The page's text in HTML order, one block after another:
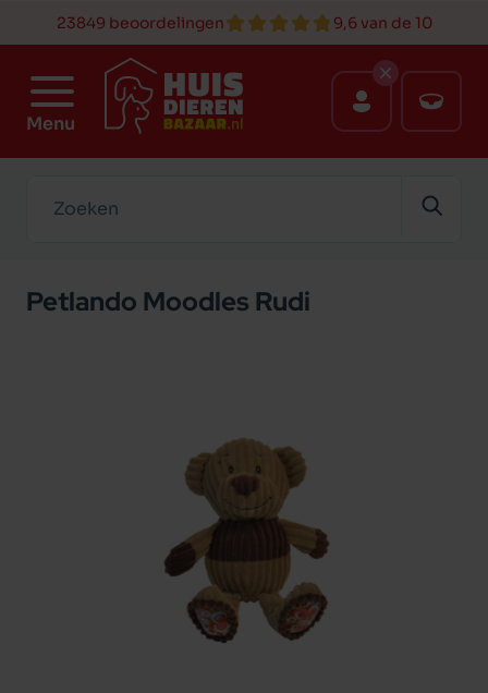
23849 beoordelingen 9,6 van de 10
Menu
Petlando Moodles Rudi